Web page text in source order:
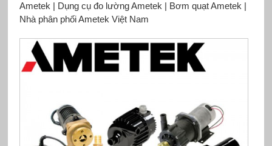
Ametek | Dụng cụ đo lường Ametek | Bơm quạt Ametek |
Nhà phân phối Ametek Việt Nam